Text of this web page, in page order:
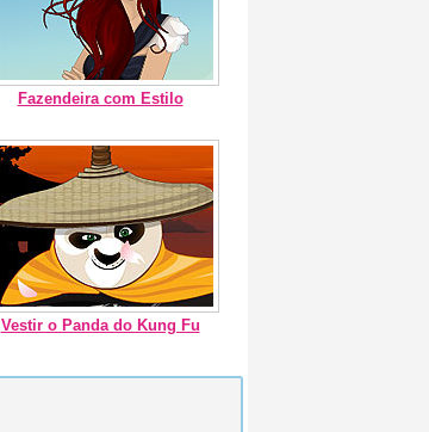
Fazendeira com Estilo
Vestir o Panda do Kung Fu